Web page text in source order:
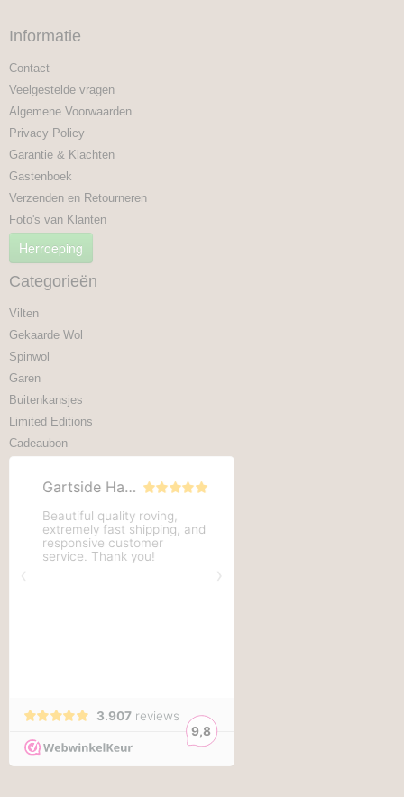
Informatie
Contact
Veelgestelde vragen
Algemene Voorwaarden
Privacy Policy
Garantie & Klachten
Gastenboek
Verzenden en Retourneren
Foto's van Klanten
Herroeping
Categorieën
Vilten
Gekaarde Wol
Spinwol
Garen
Buitenkansjes
Limited Editions
Cadeaubon